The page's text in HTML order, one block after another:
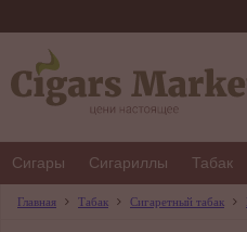
Сигары Сигариллы Табак
Главная Табак Сигаретный табак